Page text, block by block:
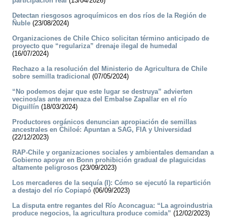
Detectan riesgosos agroquímicos en dos ríos de la Región de
Ñuble (23/08/2024)
Organizaciones de Chile Chico solicitan término anticipado de
proyecto que “regulariza” drenaje ilegal de humedal
(16/07/2024)
Rechazo a la resolución del Ministerio de Agricultura de Chile
sobre semilla tradicional (07/05/2024)
“No podemos dejar que este lugar se destruya” advierten
vecinos/as ante amenaza del Embalse Zapallar en el río
Diguillín (18/03/2024)
Productores orgánicos denuncian apropiación de semillas
ancestrales en Chiloé: Apuntan a SAG, FIA y Universidad
(22/12/2023)
RAP-Chile y organizaciones sociales y ambientales demandan a
Gobierno apoyar en Bonn prohibición gradual de plaguicidas
altamente peligrosos (23/09/2023)
Los mercaderes de la sequía (I): Cómo se ejecutó la repartición
a destajo del río Copiapó (06/09/2023)
La disputa entre regantes del Río Aconcagua: “La agroindustria
produce negocios, la agricultura produce comida” (12/02/2023)